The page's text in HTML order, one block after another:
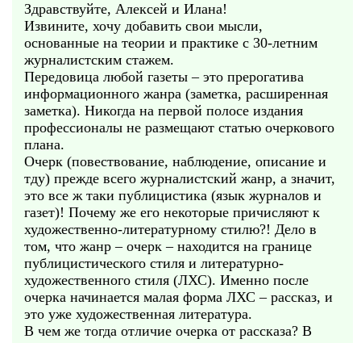
Здравствуйте, Алексей и Илана!
Извините, хочу добавить свои мысли,
основанные на теории и практике с 30-летним
журналистским стажем.
Передовица любой газеты – это прерогатива
информационного жанра (заметка, расширенная
заметка). Никогда на первой полосе издания
профессионалы не размещают статью очеркового
плана.
Очерк (повествование, наблюдение, описание и
тду) прежде всего журналистский жанр, а значит,
это все ж таки публицистика (язык журналов и
газет)! Почему же его некоторые причисляют к
художественно-литературному стилю?! Дело в
том, что жанр – очерк – находится на границе
публицистического стиля и литературно-
художественного стиля (ЛХС). Именно после
очерка начинается малая форма ЛХС – рассказ, и
это уже художественная литература.
В чем же тогда отличие очерка от рассказа? В